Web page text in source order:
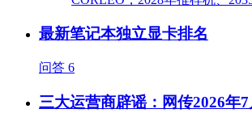
最新笔记本独立显卡排名
问答 6
三大运营商辟谣：网传2026年